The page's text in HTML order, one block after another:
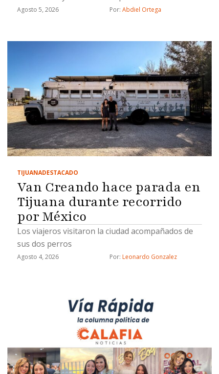
Agosto 5, 2026 Por: Abdiel Ortega
TIJUANADESTACADO
Van Creando hace parada en
Tijuana durante recorrido
por México
Los viajeros visitaron la ciudad acompañados de
sus dos perros
Agosto 4, 2026 Por: Leonardo Gonzalez